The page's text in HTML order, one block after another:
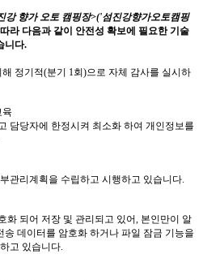
강 향가 오토 캠핑장>('섬진강향가오토캠핑
라 다음과 같이 안전성 확보에 필요한 기술
니다.
정기적(분기 1회)으로 자체 감사를 실시하
육
담당자에 한정시켜 최소화 하여 개인정보를
관리계획을 수립하고 시행하고 있습니다.
화 되어 저장 및 관리되고 있어, 본인만이 알
데이터를 암호화 하거나 파일 잠금 기능을
고 있습니다.